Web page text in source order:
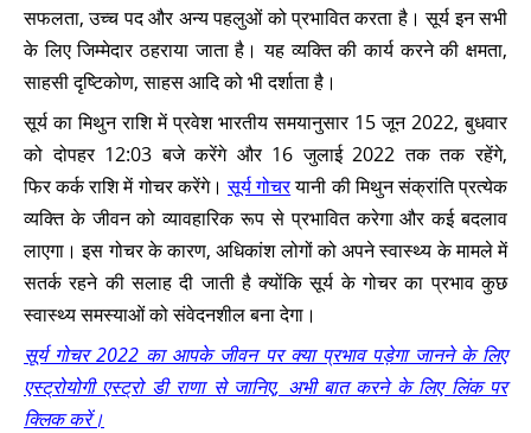
सफलता, उच्च पद और अन्य पहलुओं को प्रभावित करता है। सूर्य इन सभी
के लिए जिम्मेदार ठहराया जाता है। यह व्यक्ति की कार्य करने की क्षमता,
साहसी दृष्टिकोण, साहस आदि को भी दर्शाता है।
सूर्य का मिथुन राशि में प्रवेश भारतीय समयानुसार 15 जून 2022, बुधवार
को दोपहर 12:03 बजे करेंगे और 16 जुलाई 2022 तक तक रहेंगे,
फिर कर्क राशि में गोचर करेंगे।सूर्य गोचरयानी की मिथुन संक्रांति प्रत्येक
व्यक्ति के जीवन को व्यावहारिक रूप से प्रभावित करेगा और कई बदलाव
लाएगा। इस गोचर के कारण, अधिकांश लोगों को अपने स्वास्थ्य के मामले में
सतर्क रहने की सलाह दी जाती है क्योंकि सूर्य के गोचर का प्रभाव कुछ
स्वास्थ्य समस्याओं को संवेदनशील बना देगा।
सूर्य गोचर 2022 का आपके जीवन पर क्या प्रभाव पड़ेगा जानने के लिए
एस्ट्रोयोगी एस्ट्रो डी राणा से जानिए, अभी बात करने के लिए लिंक पर
क्लिक करें।